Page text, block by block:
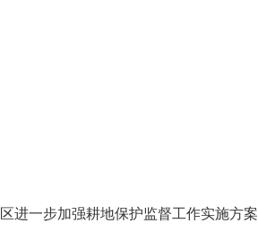
进一步加强耕地保护监督工作实施方案